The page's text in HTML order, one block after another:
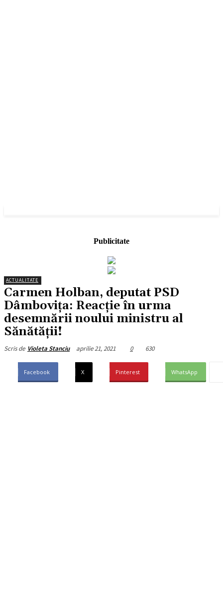
Publicitate
ACTUALITATE
Carmen Holban, deputat PSD
Dâmbovița: Reacție în urma
desemnării noului ministru al
Sănătății!
Scris de Violeta Stanciu aprilie 21, 2021 0 630
Facebook X Pinterest WhatsApp